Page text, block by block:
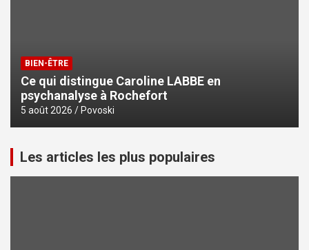
BIEN-ÊTRE
Ce qui distingue Caroline LABBE en
psychanalyse à Rochefort
5 août 2026 Povoski
Les articles les plus populaires